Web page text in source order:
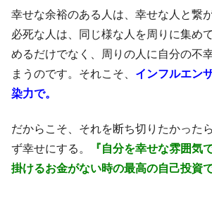
幸せな余裕のある人は、幸せな人と繋
必死な人は、同じ様な人を周りに集め
めるだけでなく、周りの人に自分の不
まうのです。それこそ、 インフルエン
染力で。
だからこそ、それを断ち切りたかった
ず幸せにする。
『自分を幸せな雰囲気
掛けるお金がない時の最高の自己投資で